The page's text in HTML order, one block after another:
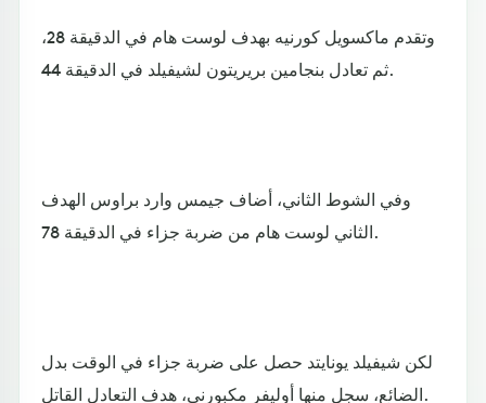
وتقدم ماكسويل كورنيه بهدف لوست هام في الدقيقة 28،
ثم تعادل بنجامين بريريتون لشيفيلد في الدقيقة 44.
وفي الشوط الثاني، أضاف جيمس وارد براوس الهدف
الثاني لوست هام من ضربة جزاء في الدقيقة 78.
لكن شيفيلد يونايتد حصل على ضربة جزاء في الوقت بدل
الضائع، سجل منها أوليفر مكبورني، هدف التعادل القاتل.